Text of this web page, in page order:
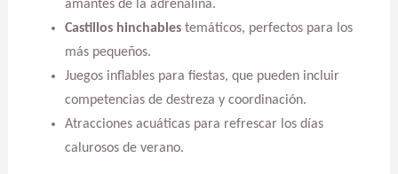
amantes de la adrenalina.
Castillos hinchablestemáticos, perfectos para los
más pequeños.
Juegos inflables para fiestas, que pueden incluir
competencias de destreza y coordinación.
Atracciones acuáticas para refrescar los días
calurosos de verano.